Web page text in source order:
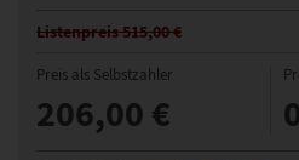
Listenpreis 515,00 €
Preis als Selbstzahler
206,00 €